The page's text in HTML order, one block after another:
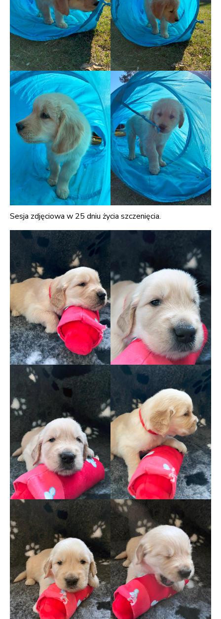
Sesja zdjęciowa w 25 dniu życia szczenięcia.